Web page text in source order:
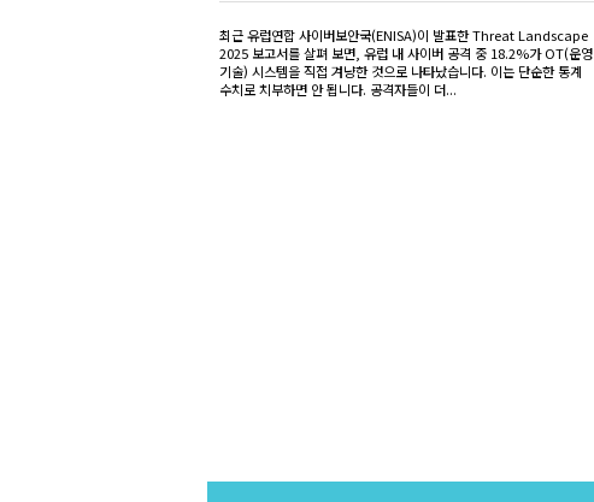
최근 유럽연합 사이버보안국(ENISA)이 발표한 Threat Landscape
2025 보고서를 살펴 보면, 유럽 내 사이버 공격 중 18.2%가 OT(운영
기술) 시스템을 직접 겨냥한 것으로 나타났습니다. 이는 단순한 통계
수치로 치부하면 안 됩니다. 공격자들이 더...